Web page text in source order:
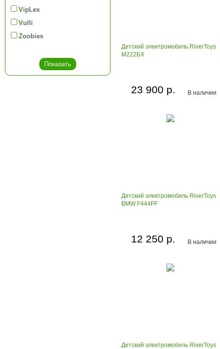
VipLex
Vulli
Zoobies
Детский электромобиль RiverToys
М222БХ
В наличии
23 900 р.
Детский электромобиль RiverToys
BMW F444FF
В наличии
12 250 р.
Детский электромобиль RiverToys